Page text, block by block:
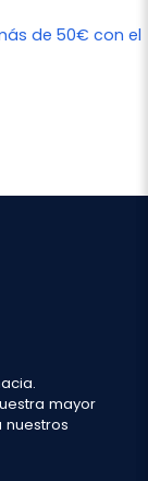
de 50€ con el
mayor